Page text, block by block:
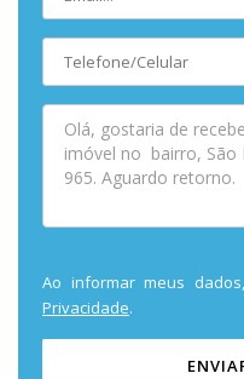
Ao informar meus
Privacidade.